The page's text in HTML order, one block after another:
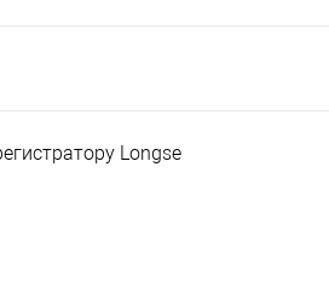
Longse